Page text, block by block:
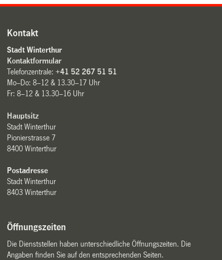
Kontakt
Stadt Winterthur
Kontaktformular
Telefonzentrale:+41 52 267 51 51
Mo–Do: 8–12 & 13.30–17 Uhr
Fr: 8–12 & 13.30–16 Uhr
Hauptsitz
Stadt Winterthur
Pionierstrasse 7
8400 Winterthur
Postadresse
Stadt Winterthur
8403 Winterthur
Öffnungszeiten
Die Dienststellen haben unterschiedliche Öffnungszeiten. Die
Angaben finden Sie auf den entsprechenden Seiten.